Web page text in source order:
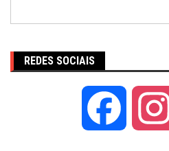
REDES SOCIAIS
Facebook